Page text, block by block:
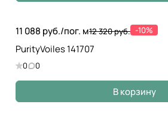
11 088 руб./пог. м12 320 руб. -10%
PurityVoiles 141707
0 0
В корзину